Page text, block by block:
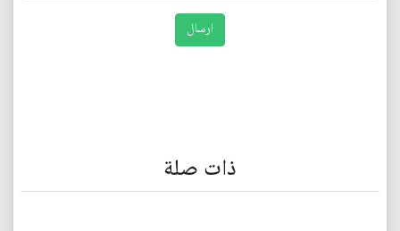
ذات صلة